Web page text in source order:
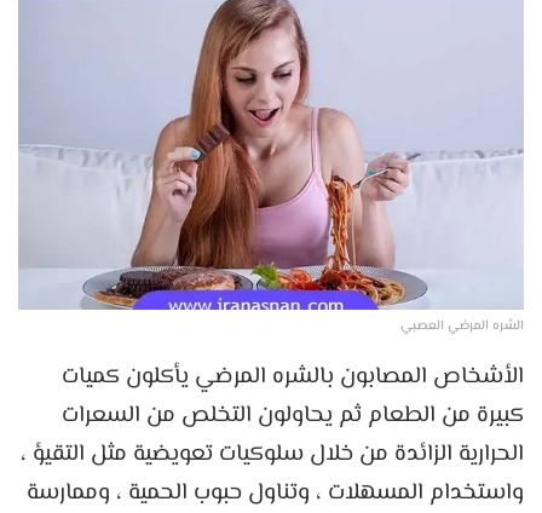
الشره المرضي العصبي
الأشخاص المصابون بالشره المرضي يأكلون كميات
كبيرة من الطعام ثم يحاولون التخلص من السعرات
الحرارية الزائدة من خلال سلوكيات تعويضية مثل التقيؤ ،
واستخدام المسهلات ، وتناول حبوب الحمية ، وممارسة